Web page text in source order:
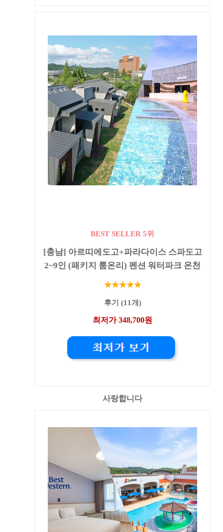
BEST SELLER 5위
[충남] 아르띠에도고+파라다이스 스파도고
2~9인 (패키지 룸온리) 펜션 워터파크 온천
★★★★★
후기 (11개)
최저가 348,700원
사랑합니다